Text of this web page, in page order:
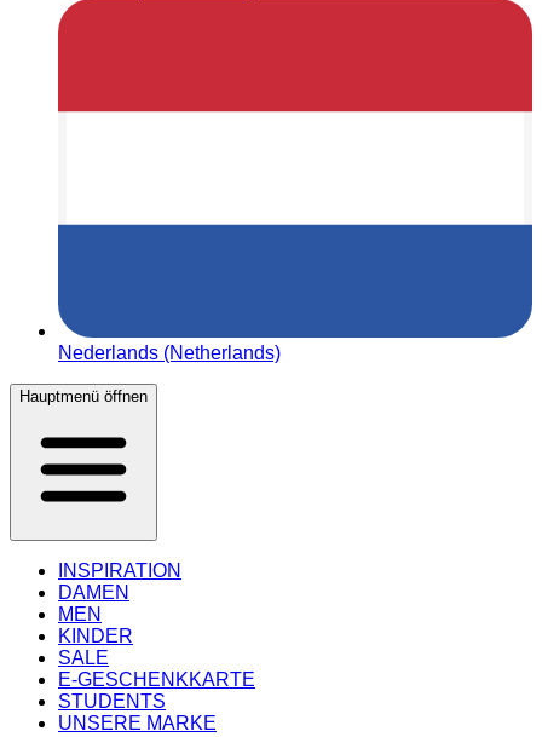
Nederlands (Netherlands)
Hauptmenü öffnen
INSPIRATION
DAMEN
MEN
KINDER
SALE
E-GESCHENKKARTE
STUDENTS
UNSERE MARKE